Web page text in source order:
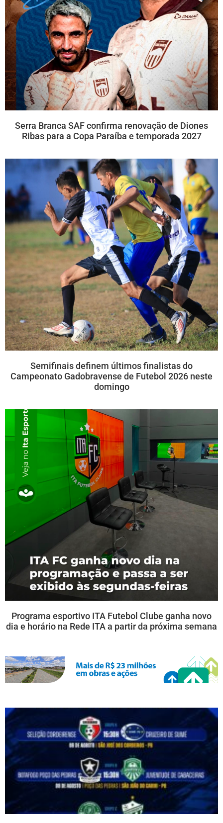
Serra Branca SAF confirma renovação de Diones
Ribas para a Copa Paraíba e temporada 2027
Semifinais definem últimos finalistas do
Campeonato Gadobravense de Futebol 2026 neste
domingo
Programa esportivo ITA Futebol Clube ganha novo
dia e horário na Rede ITA a partir da próxima semana